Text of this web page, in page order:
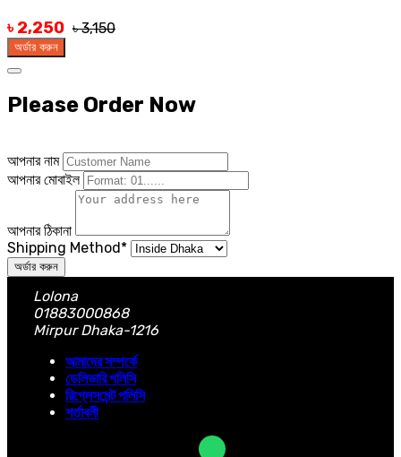
৳ 2,250 ৳ 3,150
অর্ডার করুন
Please Order Now
আপনার নাম
আপনার মোবাইল
আপনার ঠিকানা
Shipping Method*
অর্ডার করুন
Lolona
01883000868
Mirpur Dhaka-1216
আমাদের সম্পর্কে
ডেলিভারি পলিসি
রিপ্লেসমেন্ট পলিসি
শর্তাবলী